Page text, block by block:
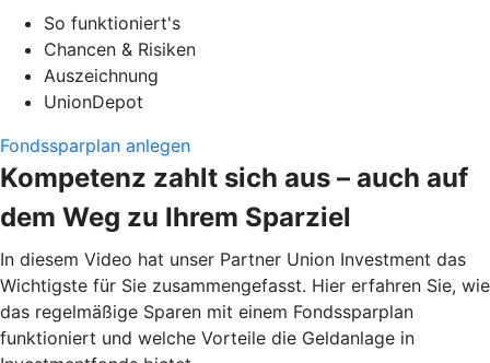
So funktioniert's
Chancen & Risiken
Auszeichnung
UnionDepot
Fondssparplan anlegen
Kompetenz zahlt sich aus – auch auf
dem Weg zu Ihrem Sparziel
In diesem Video hat unser Partner Union Investment das
Wichtigste für Sie zusammengefasst. Hier erfahren Sie, wie
das regelmäßige Sparen mit einem Fondssparplan
funktioniert und welche Vorteile die Geldanlage in